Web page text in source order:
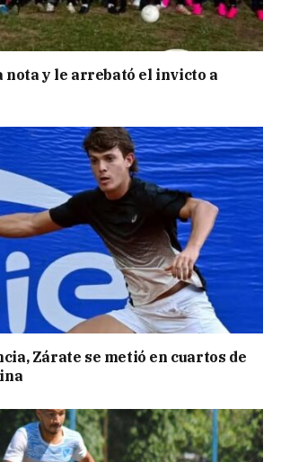
nota y le arrebató el invicto a
Zárate se metió en cuartos de